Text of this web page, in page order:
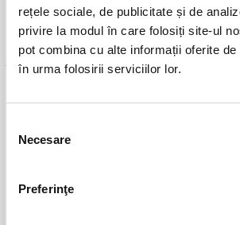
rețele sociale, de publicitate și de
privire la modul în care folosiți site-ul
pot combina cu alte informații oferite
în urma folosirii serviciilor lor.
consimțământului
Necesare
Preferinţe
display digital, senzor